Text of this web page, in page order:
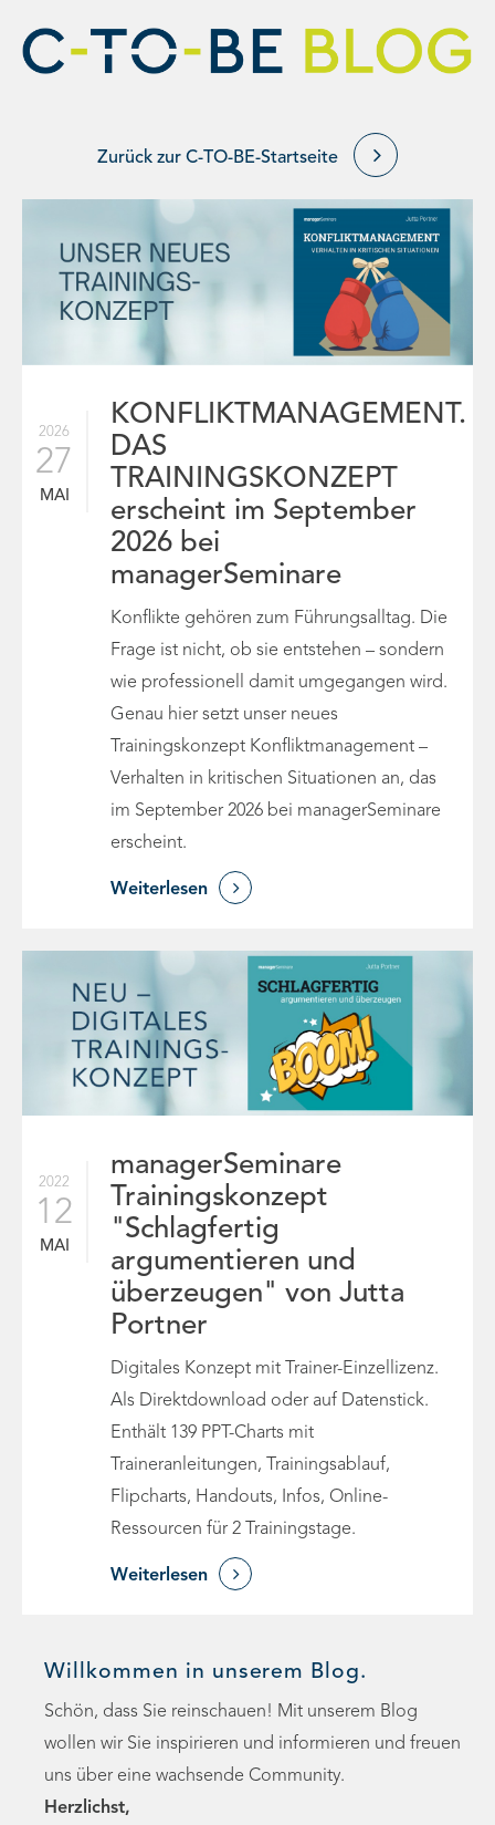
Zurück zur C-TO-BE-Startseite 
2026
27
MAI
KONFLIKTMANAGEMENT.
DAS
TRAININGSKONZEPT
erscheint im September
2026 bei
managerSeminare
Konflikte gehören zum Führungsalltag. Die
Frage ist nicht, ob sie entstehen – sondern
wie professionell damit umgegangen wird.
Genau hier setzt unser neues
Trainingskonzept Konfliktmanagement –
Verhalten in kritischen Situationen an, das
im September 2026 bei managerSeminare
erscheint.
Weiterlesen 
2022
12
MAI
managerSeminare
Trainingskonzept
"Schlagfertig
argumentieren und
überzeugen" von Jutta
Portner
Digitales Konzept mit Trainer-Einzellizenz.
Als Direktdownload oder auf Datenstick.
Enthält 139 PPT-Charts mit
Traineranleitungen, Trainingsablauf,
Flipcharts, Handouts, Infos, Online-
Ressourcen für 2 Trainingstage.
Weiterlesen 
Willkommen in unserem Blog.
Schön, dass Sie reinschauen! Mit unserem Blog
wollen wir Sie inspirieren und informieren und freuen
uns über eine wachsende Community.
Herzlichst,